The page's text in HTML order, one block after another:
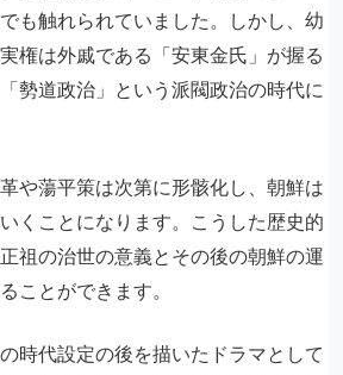
も触れられていました。しかし、幼
権は外戚である「安東金氏」が握る
勢道政治」という派閥政治の時代に
や蕩平策は次第に形骸化し、朝鮮は
くことになります。こうした歴史的
祖の治世の意義とその後の朝鮮の運
ことができます。
時代設定の後を描いたドラマとして